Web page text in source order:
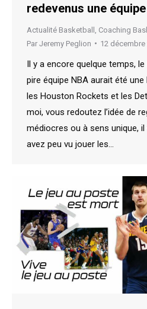
redevenus une
Actualité Basketball
Coaching
Par Jeremy Peglion 12 décembre
Il y a encore quelque temps,
pire équipe NBA aurait été
les Houston Rockets et les
moi, vous redoutez l’idée de
médiocres ou à sens unique,
avez peu vu jouer les…